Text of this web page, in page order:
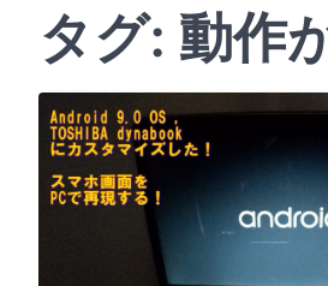
タグ: 動作